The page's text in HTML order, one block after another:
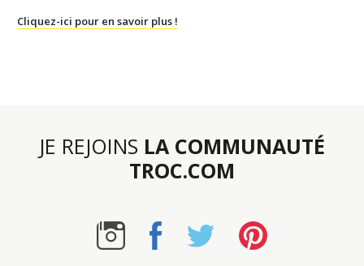
Cliquez-ici pour en savoir plus !
JE REJOINS LA COMMUNAUTÉ
TROC.COM